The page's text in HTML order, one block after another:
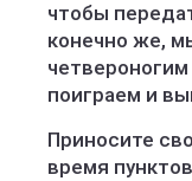
чтобы
конечно же,
поиграем и
Приносите
время